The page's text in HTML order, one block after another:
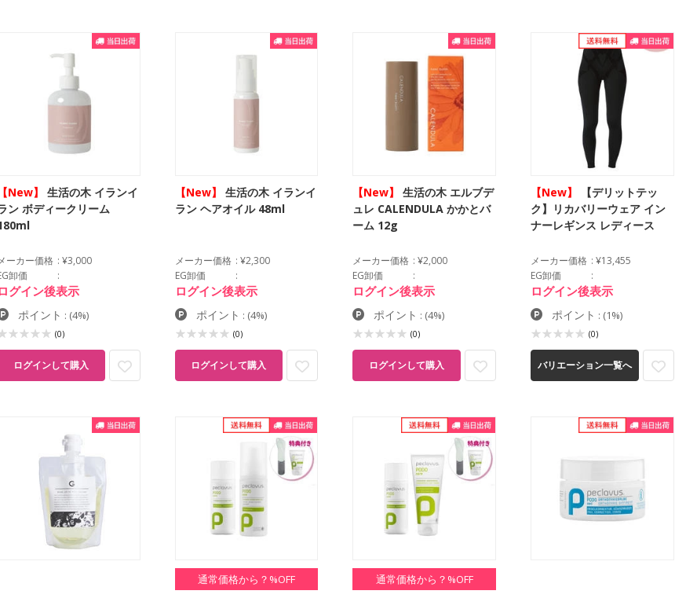
【New】
生活の木 イランイ
ン ボディークリーム
ーカー価格
¥3,000
卸価
グイン後表示
ポイント : (4%)
(0)
ログインして購入
【New】
生活の木 イランイ
ラン ヘアオイル 48ml
メーカー価格
¥2,300
EG卸価
ログイン後表示
ポイント : (4%)
(0)
ログインして購入
【New】
生活の木 エルブデ
ュレ CALENDULA かかとバ
ーム 12g
メーカー価格
¥2,000
EG卸価
ログイン後表示
ポイント : (4%)
(0)
ログインして購入
【New】
【デリットテッ
ク】リカバリーウェア イン
ナーレギンス レディース
メーカー価格
¥13,455
EG卸価
ログイン後表示
ポイント : (1%)
(0)
バリエーション一覧へ
通常価格から？%OFF 通常価格から？%OFF